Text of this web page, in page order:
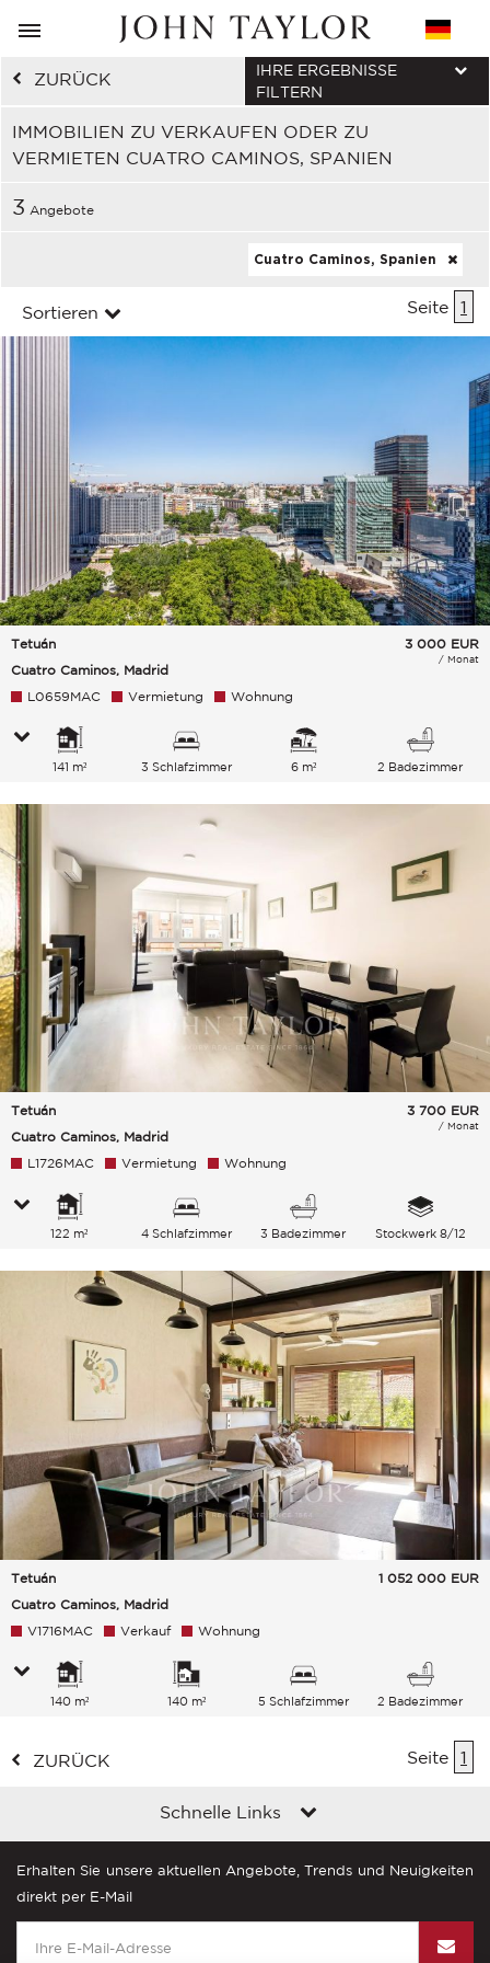
ZURÜCK
IMMOBILIEN ZU VERKAUFEN ODER ZU
VERMIETEN CUATRO CAMINOS, SPANIEN
IHRE ERGEBNISSE
FILTERN
3 Angebote
Cuatro Caminos, Spanien
Sortieren Seite 1
Tetuán
Cuatro Caminos, Madrid
3 000 EUR
/ Monat
L0659MAC Vermietung Wohnung
141 m² 3 Schlafzimmer 6 m² 2 Badezimmer
Tetuán
Cuatro Caminos, Madrid
3 700 EUR
/ Monat
L1726MAC Vermietung Wohnung
122 m² 4 Schlafzimmer 3 Badezimmer Stockwerk 8/12
Tetuán
Cuatro Caminos, Madrid
1 052 000 EUR
V1716MAC Verkauf Wohnung
140 m² 140 m² 5 Schlafzimmer 2 Badezimmer
ZURÜCK Seite 1
Schnelle Links
Erhalten Sie unsere aktuellen Angebote, Trends und Neuigkeiten
direkt per E-Mail